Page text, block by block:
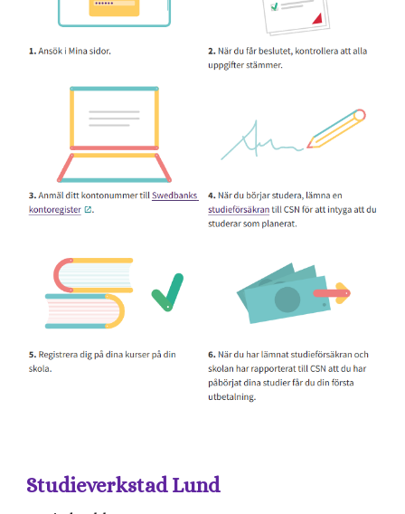
Studieverkstad Lund